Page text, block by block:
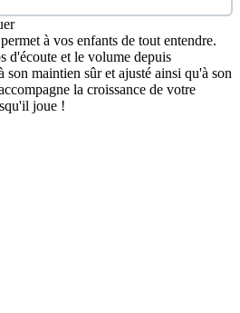
à vos enfants de tout entendre.
d'écoute et le volume depuis
maintien sûr et ajusté ainsi qu'à son
la croissance de votre
joue !